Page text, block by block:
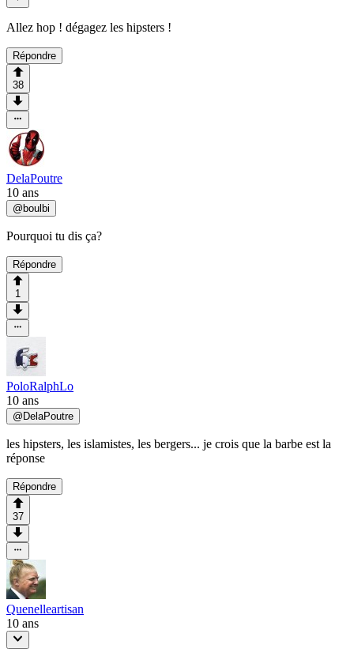
Allez hop ! dégagez les hipsters !
Répondre
38
DelaPoutre
10 ans
@boulbi
Pourquoi tu dis ça?
Répondre
1
PoloRalphLo
10 ans
@ DelaPoutre
les hipsters, les islamistes, les bergers... je crois que la barbe est la
réponse
Répondre
37
Quenelleartisan
10 ans